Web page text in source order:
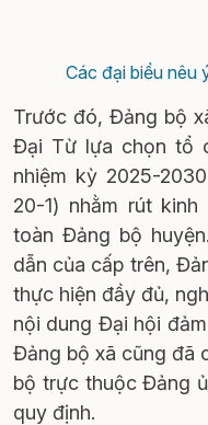
Các đại biểu nêu
Trước đó, Đảng bộ
Đại Từ lựa chọn tổ
nhiệm kỳ 2025-
20-1) nhằm rút
toàn Đảng bộ
dẫn của cấp trên,
thực hiện đầy đủ,
nội dung Đại hội
Đảng bộ xã cũng đã
bộ trực thuộc Đảng
quy định.